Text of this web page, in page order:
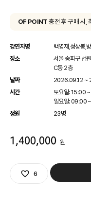
OF POINT충전 후 구매 시,
강연자명
백영재,정상봉,
장소
서울 송파구 법
C동 2층
날짜
2026.09.12 ~
시간
토요일: 15:00
일요일: 09:00
정원
23명
1,400,000 원
관심상품
6